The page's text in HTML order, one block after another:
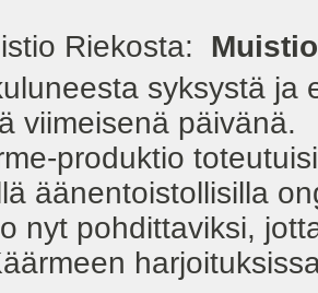
Riekosta:
syksystä ja
viimeisenä päivänä.
produktio
äänentoistollisilla
nyt pohdittaviksi,